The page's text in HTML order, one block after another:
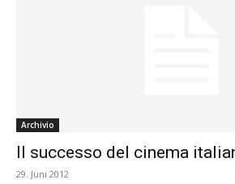
Archivio
Il successo del cinema
29. Juni 2012